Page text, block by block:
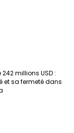
millions USD :
et sa fermeté dans